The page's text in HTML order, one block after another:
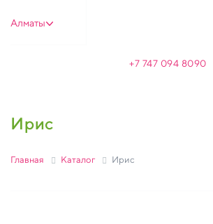
Алматы
+7 747 094 8090
Ирис
Главная Каталог Ирис